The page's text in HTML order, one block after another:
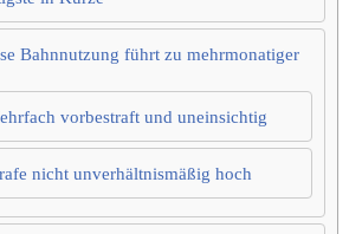
Bahnnutzung führt zu mehrmonatiger
vorbestraft und uneinsichtig
nicht unverhältnismäßig hoch